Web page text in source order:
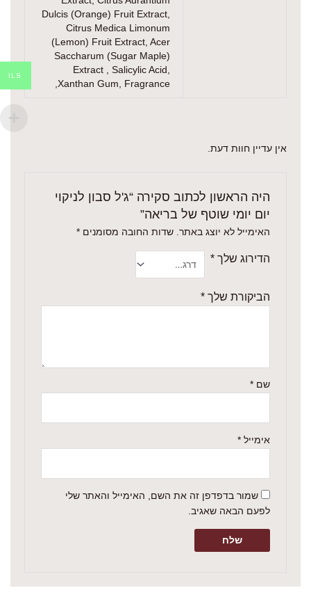
Dulcis (Orange) Fruit Extract,
Citrus Medica Limonum
(Lemon) Fruit Extract, Acer
Saccharum (Sugar Maple)
Extract , Salicylic Acid,
Xanthan Gum, Fragrance,
אין עדיין חוות דעת.
היה הראשון לכתוב סקירה “ג'ל סבון לניקוי
יום יומי שוטף של בריאה”
האימייל לא יוצג באתר. שדות החובה מסומנים *
הדירוג שלך *
הביקורת שלך *
שם *
אימייל *
שמור בדפדפן זה את השם, האימייל והאתר שלי
לפעם הבאה שאגיב.
ILS